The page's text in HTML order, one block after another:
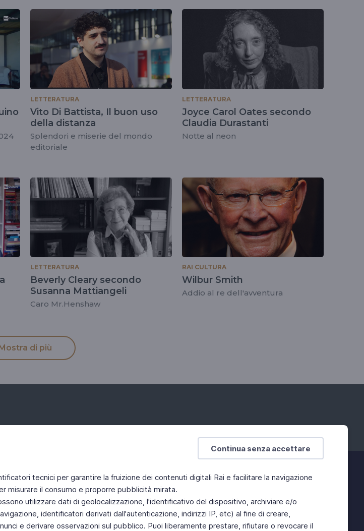
Continua senza accettare
tecnici per garantire la fruizione dei contenuti digitali Rai e facilitare la navigazione
misurare il consumo e proporre pubblicità mirata.
utilizzare dati di geolocalizzazione, l'identificativo del dispositivo, archiviare e/o
identificatori derivati dall'autenticazione, indirizzi IP, etc) al fine di creare,
e derivare osservazioni sul pubblico. Puoi liberamente prestare, rifiutare o revocare il
LETTERATURA
Vito Di Battista, Il buon uso
della distanza
Splendori e miserie del mondo
editoriale
LETTERATURA
Joyce Carol Oates secondo
Claudia Durastanti
Notte al neon
LETTERATURA
Beverly Cleary secondo
Susanna Mattiangeli
Caro Mr.Henshaw
RAI CULTURA
Wilbur Smith
Addio al re dell'avventura
di più